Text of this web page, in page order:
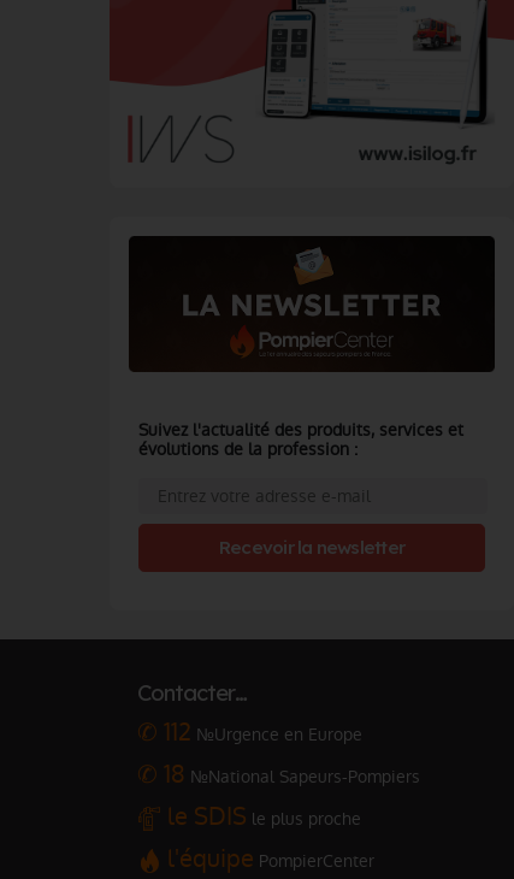
Suivez l'actualité des produits, services et
évolutions de la profession :
Recevoir la newsletter
Contacter…
✆ 112 №Urgence en Europe
✆ 18 №National Sapeurs-Pompiers
le SDIS le plus proche
l'équipe PompierCenter